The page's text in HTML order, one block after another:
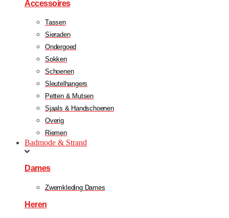
Accessoires
Tassen
Sieraden
Ondergoed
Sokken
Schoenen
Sleutelhangers
Petten & Mutsen
Sjaals & Handschoenen
Overig
Riemen
Badmode & Strand
Dames
Zwemkleding Dames
Heren